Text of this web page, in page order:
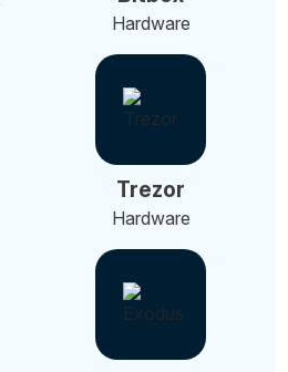
Hardware
Trezor
Hardware